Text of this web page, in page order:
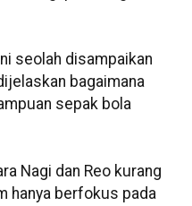
seolah disampaikan
bagaimana
sepak bola
Nagi dan Reo kurang
hanya berfokus pada